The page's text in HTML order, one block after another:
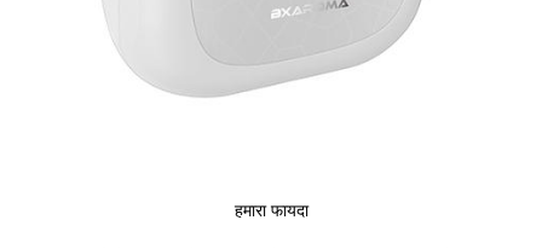
हमारा फायदा